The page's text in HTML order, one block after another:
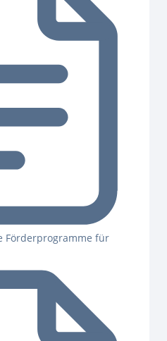
Förderprogramme für